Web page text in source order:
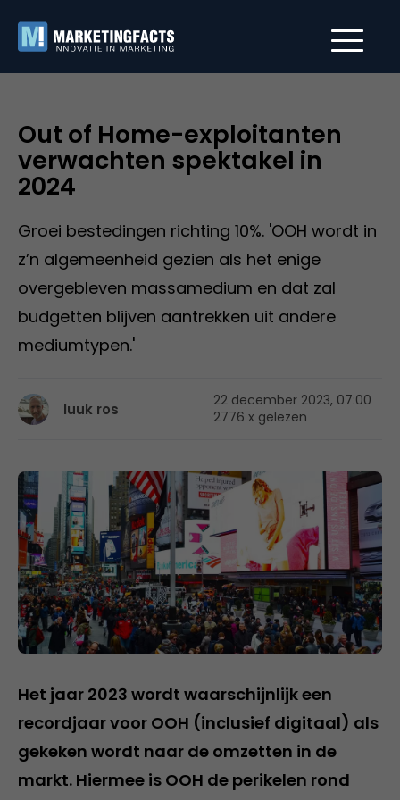
Out of Home-exploitanten
verwachten spektakel in
2024
Groei bestedingen richting 10%. 'OOH wordt in
z’n algemeenheid gezien als het enige
overgebleven massamedium en dat zal
budgetten blijven aantrekken uit andere
mediumtypen.'
luuk ros
22 december 2023, 07:00
2776 x gelezen
Het jaar 2023 wordt waarschijnlijk een
recordjaar voor OOH (inclusief digitaal) als
gekeken wordt naar de omzetten in de
markt. Hiermee is OOH de perikelen rond